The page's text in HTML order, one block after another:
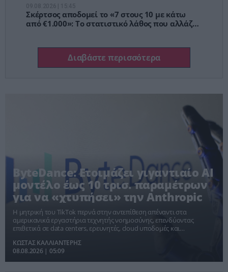
Σκέρτσος αποδομεί το «7 στους 10 με κάτω
από €1.000»: Το στατιστικό λάθος που αλλάζει
Διαβάστε περισσότερα
ByteDance: Ετοιμάζει γιγαντιαίο AI
μοντέλο έως 10 τρισ. παραμέτρων
για να «χτυπήσει» την Anthropic
Η μητρική του TikTok περνά στην αντεπίθεση απέναντι στα
αμερικανικά εργαστήρια τεχνητής νοημοσύνης, επενδύοντας
επιθετικά σε data centers, ερευνητές, cloud υποδομές και
ΚΩΣΤΑΣ ΚΑΛΛΙΑΝΤΕΡΗΣ
08.08.2026 | 05:09